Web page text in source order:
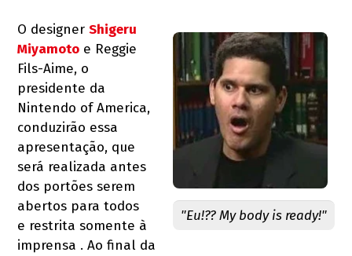
"Eu!?? My body is ready!"
O designerShigeru
Miyamoto e Reggie
Fils-Aime, o
presidente da
Nintendo of America,
conduzirão essa
apresentação, que
será realizada antes
dos portões serem
abertos para todos
e restrita somente à
imprensa . Ao final da